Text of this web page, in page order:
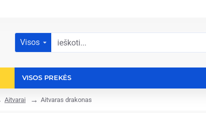
Visos
ieškoti...
VISOS PREKĖS
Aitvarai Aitvaras drakonas